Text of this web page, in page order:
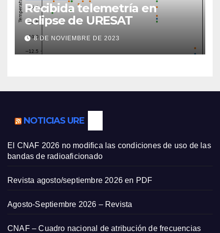
Recibida telemetría en
eclipse de URESAT
8 DE NOVIEMBRE DE 2023
NOTICIAS URE
El CNAF 2026 no modifica las condiciones de uso de las
bandas de radioaficionado
Revista agosto/septiembre 2026 en PDF
Agosto-Septiembre 2026 – Revista
CNAF – Cuadro nacional de atribución de frecuencias